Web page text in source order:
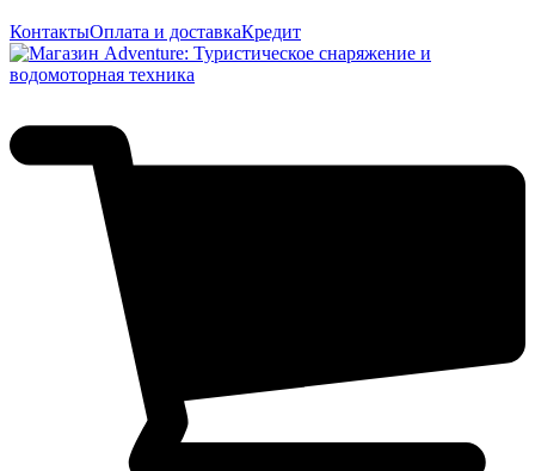
КонтактыОплата и доставкаКредит